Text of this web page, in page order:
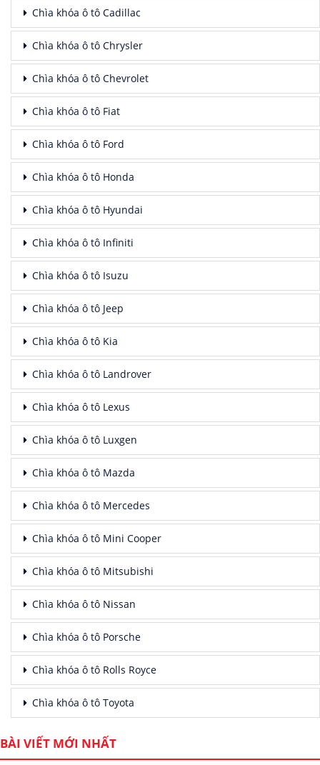
Chìa khóa ô tô Cadillac
Chìa khóa ô tô Chrysler
Chìa khóa ô tô Chevrolet
Chìa khóa ô tô Fiat
Chìa khóa ô tô Ford
Chìa khóa ô tô Honda
Chìa khóa ô tô Hyundai
Chìa khóa ô tô Infiniti
Chìa khóa ô tô Isuzu
Chìa khóa ô tô Jeep
Chìa khóa ô tô Kia
Chìa khóa ô tô Landrover
Chìa khóa ô tô Lexus
Chìa khóa ô tô Luxgen
Chìa khóa ô tô Mazda
Chìa khóa ô tô Mercedes
Chìa khóa ô tô Mini Cooper
Chìa khóa ô tô Mitsubishi
Chìa khóa ô tô Nissan
Chìa khóa ô tô Porsche
Chìa khóa ô tô Rolls Royce
Chìa khóa ô tô Toyota
BÀI VIẾT MỚI NHẤT